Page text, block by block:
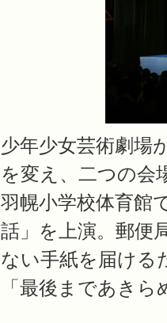
少年少女芸術劇場
を変え、二つの会
羽幌小学校体育館
話」を上演。郵便
ない手紙を届ける
「最後まであき